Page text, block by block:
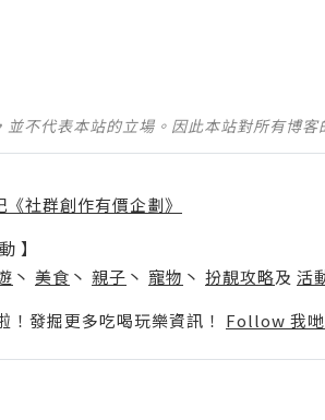
不代表本站的立場。因此本站對所有博
《社群創作有價企劃》
】
丶 美食 丶 親子 丶 寵物 丶 扮靚攻略及 活
發掘更多吃喝玩樂資訊！ Follow 我哋